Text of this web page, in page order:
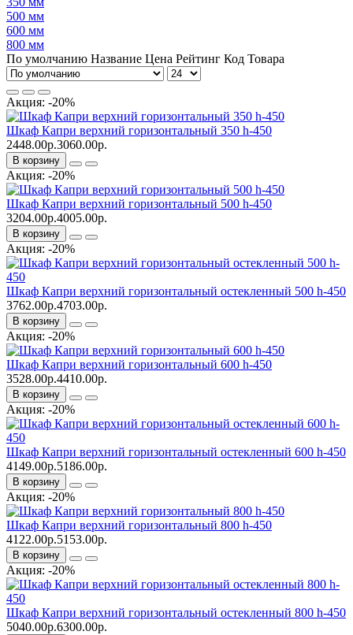
500 мм
600 мм
800 мм
По умолчанию Название Цена Рейтинг Код Товара
Акция: -20%
Шкаф Капри верхний горизонтальный 350 h-450
2448.00р.3060.00р.
В корзину
Акция: -20%
Шкаф Капри верхний горизонтальный 500 h-450
3204.00р.4005.00р.
В корзину
Акция: -20%
Шкаф Капри верхний горизонтальный остекленный 500 h-450
3762.00р.4703.00р.
В корзину
Акция: -20%
Шкаф Капри верхний горизонтальный 600 h-450
3528.00р.4410.00р.
В корзину
Акция: -20%
Шкаф Капри верхний горизонтальный остекленный 600 h-450
4149.00р.5186.00р.
В корзину
Акция: -20%
Шкаф Капри верхний горизонтальный 800 h-450
4122.00р.5153.00р.
В корзину
Акция: -20%
Шкаф Капри верхний горизонтальный остекленный 800 h-450
5040.00р.6300.00р.